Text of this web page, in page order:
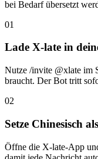
bei Bedarf übersetzt
01
Lade X-late in
Nutze /invite @xlate im
braucht. Der Bot tritt
02
Setze Chinesisch
Öffne die X-late-App